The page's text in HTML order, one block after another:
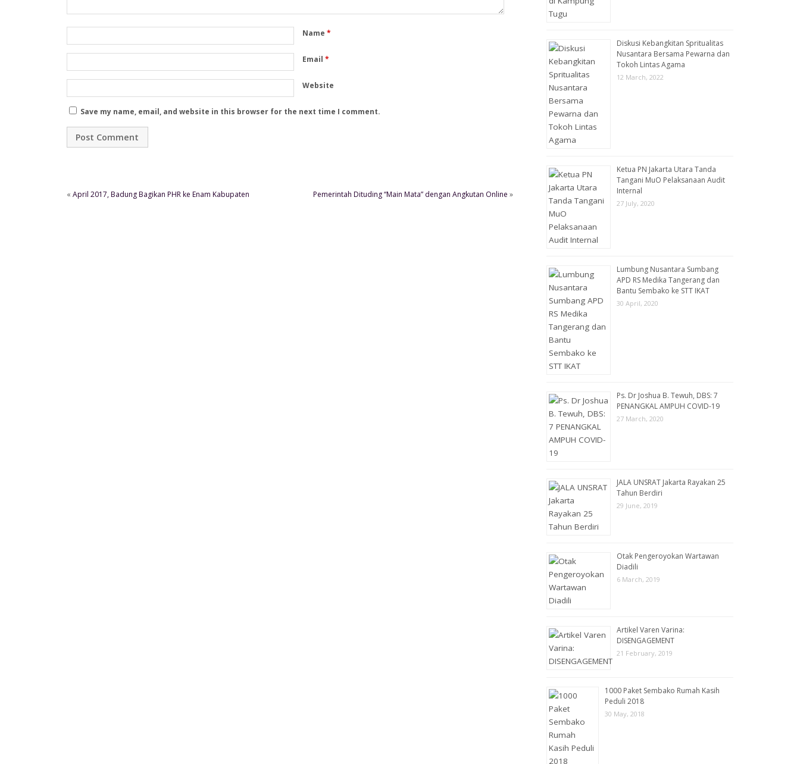
Name *
Email *
Website
Save my name, email, and website in this browser for the next time I comment.
« April 2017, Badung Bagikan PHR ke Enam Kabupaten Pemerintah Dituding “Main Mata” dengan Angkutan Online »
Diskusi Kebangkitan Spritualitas
Nusantara Bersama Pewarna dan
Tokoh Lintas Agama
12 March, 2022
Ketua PN Jakarta Utara Tanda
Tangani MuO Pelaksanaan Audit
Internal
27 July, 2020
Lumbung Nusantara Sumbang
APD RS Medika Tangerang dan
Bantu Sembako ke STT IKAT
30 April, 2020
Ps. Dr Joshua B. Tewuh, DBS: 7
PENANGKAL AMPUH COVID-19
27 March, 2020
JALA UNSRAT Jakarta Rayakan 25
Tahun Berdiri
29 June, 2019
Otak Pengeroyokan Wartawan
Diadili
6 March, 2019
Artikel Varen Varina:
DISENGAGEMENT
21 February, 2019
1000 Paket Sembako Rumah Kasih
Peduli 2018
30 May, 2018